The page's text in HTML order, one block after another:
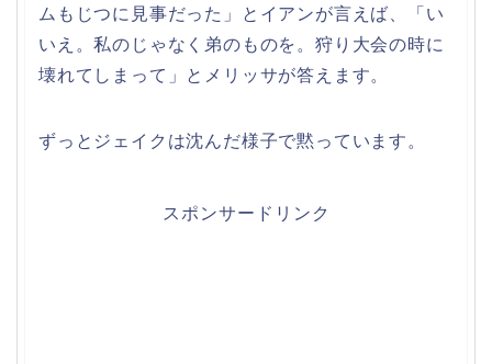
ムもじつに見事だった」とイアンが言えば、「い
いえ。私のじゃなく弟のものを。狩り大会の時に
壊れてしまって」とメリッサが答えます。
ずっとジェイクは沈んだ様子で黙っています。
スポンサードリンク